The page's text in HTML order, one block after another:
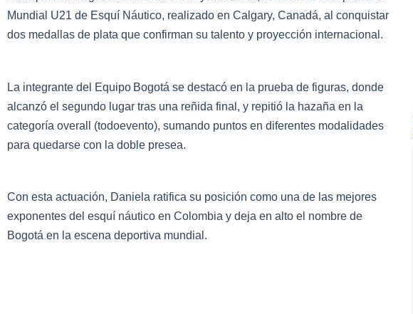
Mundial U21 de Esquí Náutico, realizado en Calgary, Canadá, al conquistar
dos medallas de plata que confirman su talento y proyección internacional.
La integrante del Equipo Bogotá se destacó en la prueba de figuras, donde
alcanzó el segundo lugar tras una reñida final, y repitió la hazaña en la
categoría overall (todoevento), sumando puntos en diferentes modalidades
para quedarse con la doble presea.
Con esta actuación, Daniela ratifica su posición como una de las mejores
exponentes del esquí náutico en Colombia y deja en alto el nombre de
Bogotá en la escena deportiva mundial.